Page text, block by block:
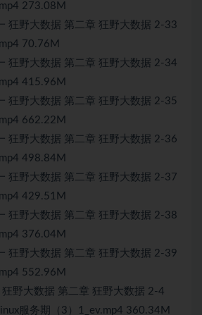
273.08M
狂野大数据 第二章 狂野大数据 2-33
70.76M
狂野大数据 第二章 狂野大数据 2-34
415.96M
狂野大数据 第二章 狂野大数据 2-35
662.22M
狂野大数据 第二章 狂野大数据 2-36
498.84M
狂野大数据 第二章 狂野大数据 2-37
429.51M
狂野大数据 第二章 狂野大数据 2-38
376.04M
狂野大数据 第二章 狂野大数据 2-39
552.96M
野大数据 第二章 狂野大数据 2-4
服务期（3）1_ev.mp4 360.34M